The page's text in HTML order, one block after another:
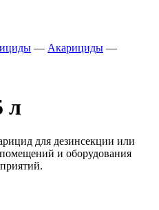
— Акарициды —
л
для дезинсекции или
и оборудования